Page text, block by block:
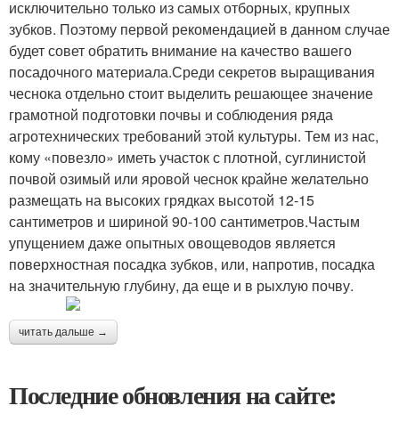
исключительно только из самых отборных, крупных
зубков. Поэтому первой рекомендацией в данном случае
будет совет обратить внимание на качество вашего
посадочного материала.Среди секретов выращивания
чеснока отдельно стоит выделить решающее значение
грамотной подготовки почвы и соблюдения ряда
агротехнических требований этой культуры. Тем из нас,
кому «повезло» иметь участок с плотной, суглинистой
почвой озимый или яровой чеснок крайне желательно
размещать на высоких грядках высотой 12-15
сантиметров и шириной 90-100 сантиметров.Частым
упущением даже опытных овощеводов является
поверхностная посадка зубков, или, напротив, посадка
на значительную глубину, да еще и в рыхлую почву.
читать дальше →
Последние обновления на сайте: